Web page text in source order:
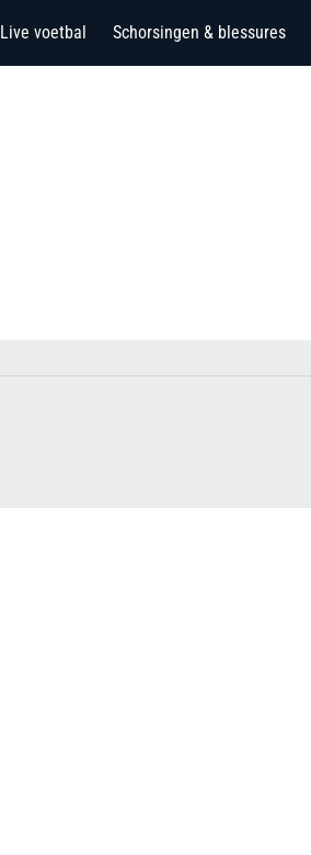
Live voetbal Schorsingen & blessures